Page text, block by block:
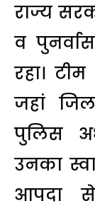
राज्य
व
रहा।
जहां
पुलिस
उनका
आपदा